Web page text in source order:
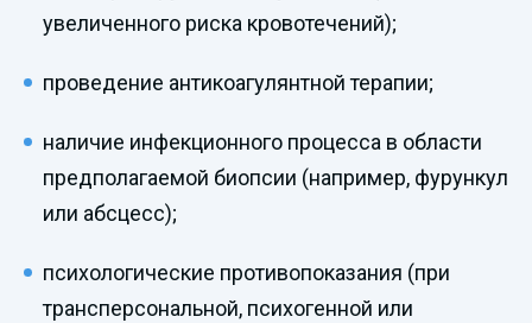
увеличенного риска кровотечений);
проведение антикоагулянтной терапии;
наличие инфекционного процесса в области
предполагаемой биопсии (например, фурункул
или абсцесс);
психологические противопоказания (при
трансперсональной, психогенной или